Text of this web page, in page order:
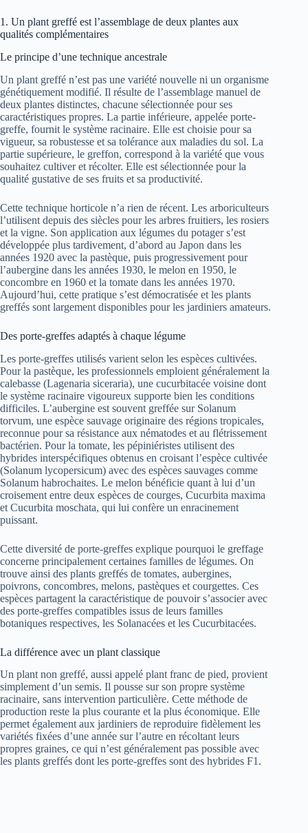
1. Un plant greffé est l’assemblage de deux plantes aux
qualités complémentaires
Le principe d’une technique ancestrale
Un plant greffé n’est pas une variété nouvelle ni un organisme
génétiquement modifié. Il résulte de l’assemblage manuel de
deux plantes distinctes, chacune sélectionnée pour ses
caractéristiques propres. La partie inférieure, appelée porte-
greffe, fournit le système racinaire. Elle est choisie pour sa
vigueur, sa robustesse et sa tolérance aux maladies du sol. La
partie supérieure, le greffon, correspond à la variété que vous
souhaitez cultiver et récolter. Elle est sélectionnée pour la
qualité gustative de ses fruits et sa productivité.
Cette technique horticole n’a rien de récent. Les arboriculteurs
l’utilisent depuis des siècles pour les arbres fruitiers, les rosiers
et la vigne. Son application aux légumes du potager s’est
développée plus tardivement, d’abord au Japon dans les
années 1920 avec la pastèque, puis progressivement pour
l’aubergine dans les années 1930, le melon en 1950, le
concombre en 1960 et la tomate dans les années 1970.
Aujourd’hui, cette pratique s’est démocratisée et les plants
greffés sont largement disponibles pour les jardiniers amateurs.
Des porte-greffes adaptés à chaque légume
Les porte-greffes utilisés varient selon les espèces cultivées.
Pour la pastèque, les professionnels emploient généralement la
calebasse (Lagenaria siceraria), une cucurbitacée voisine dont
le système racinaire vigoureux supporte bien les conditions
difficiles. L’aubergine est souvent greffée sur Solanum
torvum, une espèce sauvage originaire des régions tropicales,
reconnue pour sa résistance aux nématodes et au flétrissement
bactérien. Pour la tomate, les pépiniéristes utilisent des
hybrides interspécifiques obtenus en croisant l’espèce cultivée
(Solanum lycopersicum) avec des espèces sauvages comme
Solanum habrochaites. Le melon bénéficie quant à lui d’un
croisement entre deux espèces de courges, Cucurbita maxima
et Cucurbita moschata, qui lui confère un enracinement
puissant.
Cette diversité de porte-greffes explique pourquoi le greffage
concerne principalement certaines familles de légumes. On
trouve ainsi des plants greffés de tomates, aubergines,
poivrons, concombres, melons, pastèques et courgettes. Ces
espèces partagent la caractéristique de pouvoir s’associer avec
des porte-greffes compatibles issus de leurs familles
botaniques respectives, les Solanacées et les Cucurbitacées.
La différence avec un plant classique
Un plant non greffé, aussi appelé plant franc de pied, provient
simplement d’un semis. Il pousse sur son propre système
racinaire, sans intervention particulière. Cette méthode de
production reste la plus courante et la plus économique. Elle
permet également aux jardiniers de reproduire fidèlement les
variétés fixées d’une année sur l’autre en récoltant leurs
propres graines, ce qui n’est généralement pas possible avec
les plants greffés dont les porte-greffes sont des hybrides F1.